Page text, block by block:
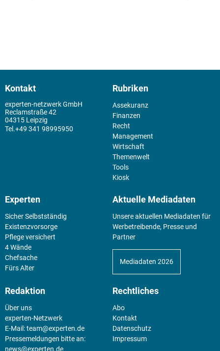
Kontakt
experten-netzwerk GmbH
Reclamstraße 42
04315 Leipzig
+49 341 98995950
Rubriken
Assekuranz
Finanzen
Recht
Management
Wirtschaft
Themenwelt
Tools
Kiosk
Experten
Sicher Selbstständig
Existenz­vorsorge
Pflege versichert
4 Wände
Chefsache
Fürs Alter
Aktuelle Mediadaten
Unsere aktuellen Mediadaten für
Werbetreibende, Presse und
Partner
Mediadaten 2026
Redaktion
Über uns
experten-Netzwerk
E-Mail:team@experten.de
Pressemeldungen bitte an:
news@experten.de
Rechtliches
Abo
Kontakt
Datenschutz
Impressum